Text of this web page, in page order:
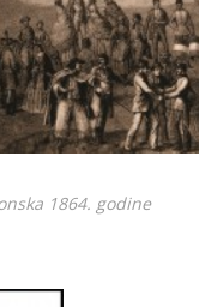
1864. godine